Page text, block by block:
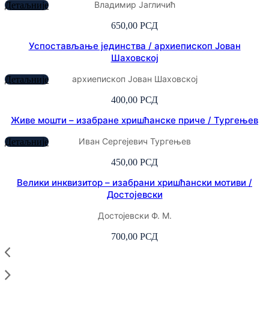
Владимир Јагличић
650,00 РСД
Детаљније
Успостављање јединства / архиепископ Јован
Шаховској
архиепископ Јован Шаховској
400,00 РСД
Детаљније
Живе мошти – изабране хришћанске приче / Тургењев
Иван Сергејевич Тургењев
450,00 РСД
Детаљније
Велики инквизитор – изабрани хришћански мотиви /
Достојевски
Достојевски Ф. М.
700,00 РСД